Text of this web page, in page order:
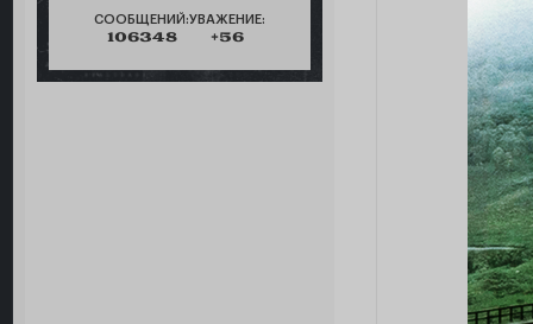
СООБЩЕНИЙ:
106348
УВАЖЕНИЕ:
+56